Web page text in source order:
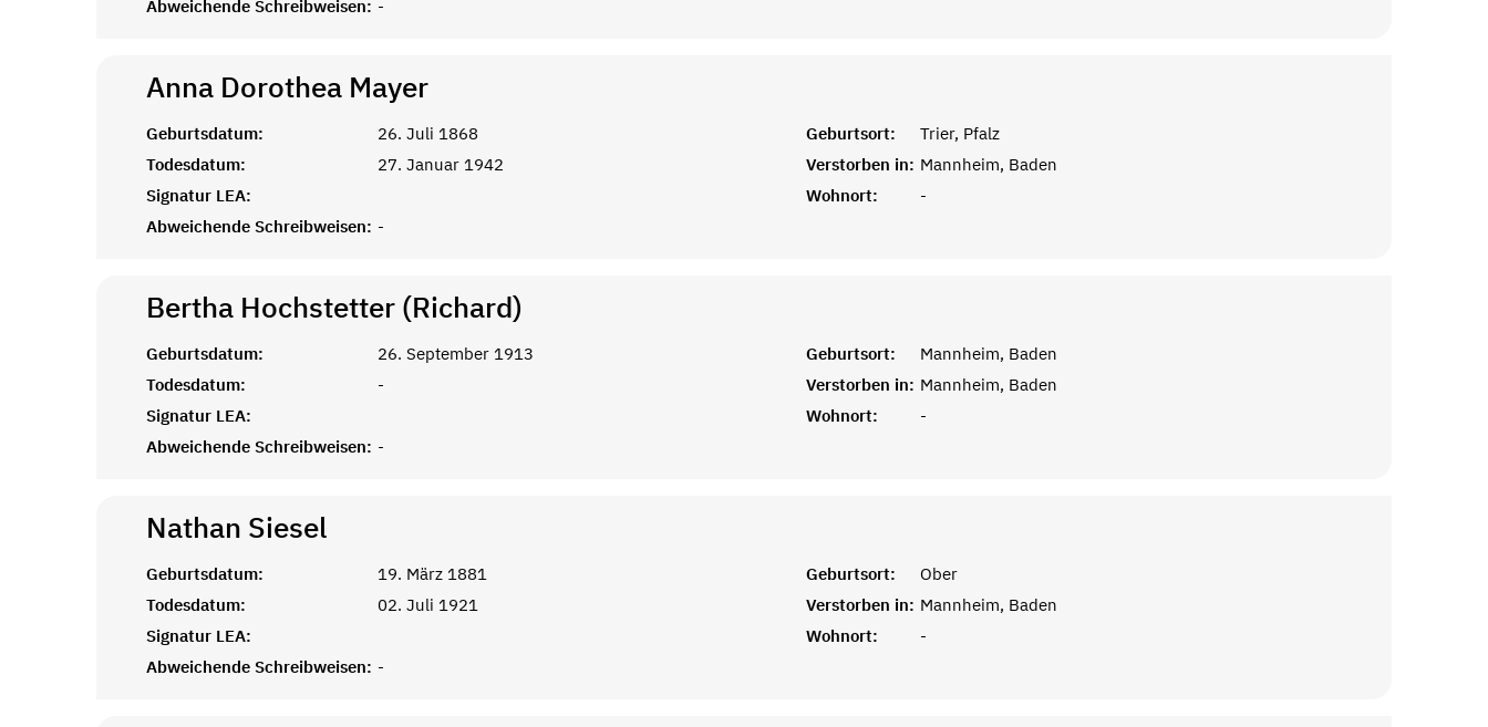
Abweichende Schreibweisen: -
Anna Dorothea Mayer
Geburtsdatum: 26. Juli 1868 Geburtsort:
Trier, Pfalz
Todesdatum:
27. Januar 1942 Verstorben in: Mannheim, Baden
Signatur LEA:
Wohnort:
-
Abweichende Schreibweisen: -
Bertha Hochstetter (Richard)
Geburtsdatum: 26. September 1913 Geburtsort:
Mannheim, Baden
Todesdatum:
- Verstorben in: Mannheim, Baden
Signatur LEA:
Wohnort:
-
Abweichende Schreibweisen: -
Nathan Siesel
Geburtsdatum: 19. März 1881 Geburtsort:
Ober
Todesdatum:
02. Juli 1921 Verstorben in: Mannheim, Baden
Signatur LEA:
Wohnort:
-
Abweichende Schreibweisen: -